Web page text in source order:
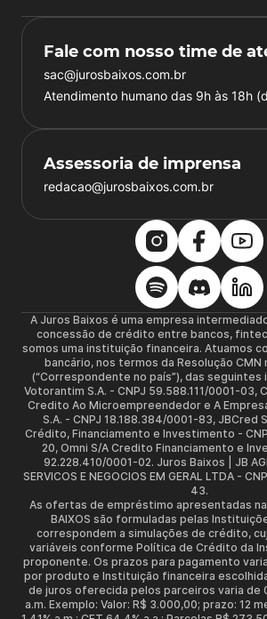
Fale com nosso time de
sac@jurosbaixos.com.br
Atendimento humano das 9h às 18h
Assessoria de imprensa
redacao@jurosbaixos.com.br
A Juros Baixos é uma empresa
concessão de crédito entre bancos,
somos uma instituição financeira. Atuamos
bancário, nos termos da Resolução CMN
(“Correspondente no país”), das seguintes
Votorantim S.A. - CNPJ 59.588.111/0001-03,
Credito Ao Microempreendedor e A
S.A. - CNPJ 18.188.384/0001-83, JBCred
Crédito, Financiamento e Investimento -
20, Omni S/A Credito Financiamento e
92.228.410/0001-02. Juros Baixos | JB
SERVICOS E NEGOCIOS EM GERAL LTDA -
43.
As ofertas de empréstimo apresentadas
BAIXOS são formuladas pelas
correspondem a simulações de crédito,
variáveis conforme Política de Crédito da
proponente. Os prazos para pagamento
por produto e Instituição financeira
de juros oferecida pelos parceiros varia de
a.m. Exemplo: Valor: R$ 3.000,00; prazo: 12